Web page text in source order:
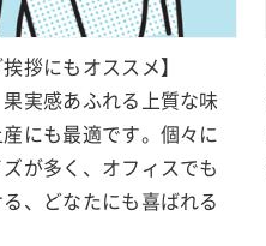
拶にもオススメ】
実感あふれる上質な味
にも最適です。個々に
が多く、オフィスでも
、どなたにも喜ばれる